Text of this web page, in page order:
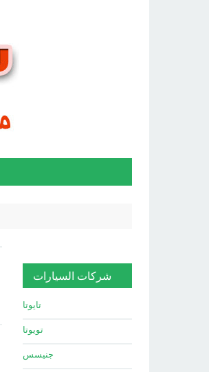
شركات السيارات
تايوتا
تويوتا
جنيسس